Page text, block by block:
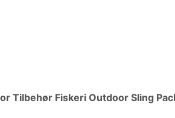
Tilbehør Fiskeri Outdoor Sling